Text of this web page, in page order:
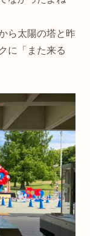
ら太陽の塔と昨
に「また来る